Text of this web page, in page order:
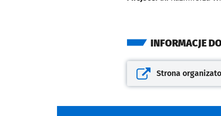
INFORMACJE
Otwiera się w nowej
Strona